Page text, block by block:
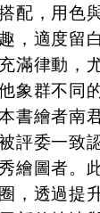
配，用色
，適度留
滿律動，
象群不同
書繪者南
評委一致
繪圖者。
，透過提